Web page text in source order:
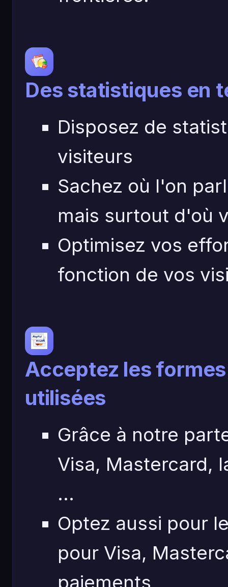
Des statistiques en
Disposez de
visiteurs
Sachez où l'on
mais surtout d'où
Optimisez vos
fonction de vos
Acceptez les
utilisées
Grâce à notre
Visa, Mastercard,
...
Optez aussi pour
pour Visa,
paiements